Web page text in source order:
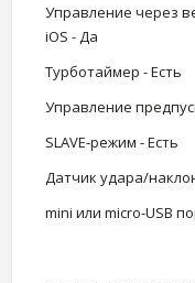
Управление через
iOS - Да
Турботаймер - Есть
Управление
SLAVE-режим - Есть
Датчик удара/
mini или micro-USB